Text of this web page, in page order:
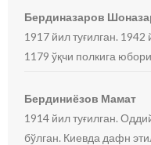
Бердиназаров
1917 йил туғилган.
1179 ўқчи полкига
Бердиниёзов Мамат
1914 йил туғилган.
бўлган. Киевда дафн